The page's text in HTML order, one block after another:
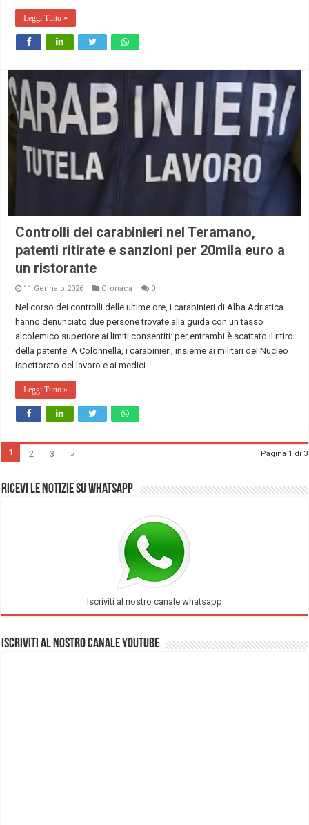
Leggi Tutto »
Controlli dei carabinieri nel Teramano,
patenti ritirate e sanzioni per 20mila euro a
un ristorante
11 Gennaio 2026 Cronaca 0
Nel corso dei controlli delle ultime ore, i carabinieri di Alba Adriatica
hanno denunciato due persone trovate alla guida con un tasso
alcolemico superiore ai limiti consentiti: per entrambi è scattato il ritiro
della patente. A Colonnella, i carabinieri, insieme ai militari del Nucleo
ispettorato del lavoro e ai medici …
Leggi Tutto »
Pagina 1 di 3
1 2 3 »
Ricevi le notizie su Whatsapp
Iscriviti al nostro canale whatsapp
Iscriviti al nostro Canale Youtube